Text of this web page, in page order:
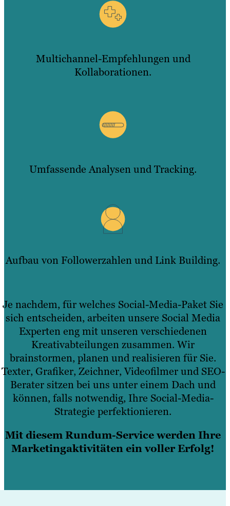
Multichannel-Empfehlungen und
Kollaborationen.
Umfassende Analysen und Tracking.
Aufbau von Followerzahlen und Link Building.
Je nachdem, für welches Social-Media-Paket Sie
sich entscheiden, arbeiten unsere Social Media
Experten eng mit unseren verschiedenen
Kreativabteilungen zusammen. Wir
brainstormen, planen und realisieren für Sie.
Texter, Grafiker, Zeichner, Videofilmer und SEO-
Berater sitzen bei uns unter einem Dach und
können, falls notwendig, Ihre Social-Media-
Strategie perfektionieren.
Mit diesem Rundum-Service werden Ihre
Marketingaktivitäten ein voller Erfolg!